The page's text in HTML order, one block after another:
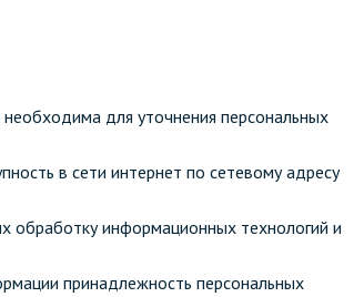
для уточнения персональных
в сети интернет по сетевому адресу
обработку информационных технологий и
принадлежность персональных